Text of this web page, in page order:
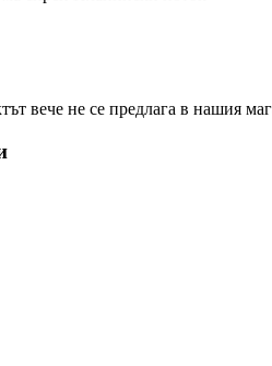
вече не се предлага в нашия